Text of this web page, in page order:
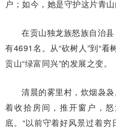
户；如今，她是守护这片青山
在贡山独龙族怒族自治
有4691名。从“砍树人”到“
贡山“绿富同兴”的发展之变。
清晨的雾里村，炊烟袅
着收拾房间，推开窗户，
底。“以前守着好风景过着